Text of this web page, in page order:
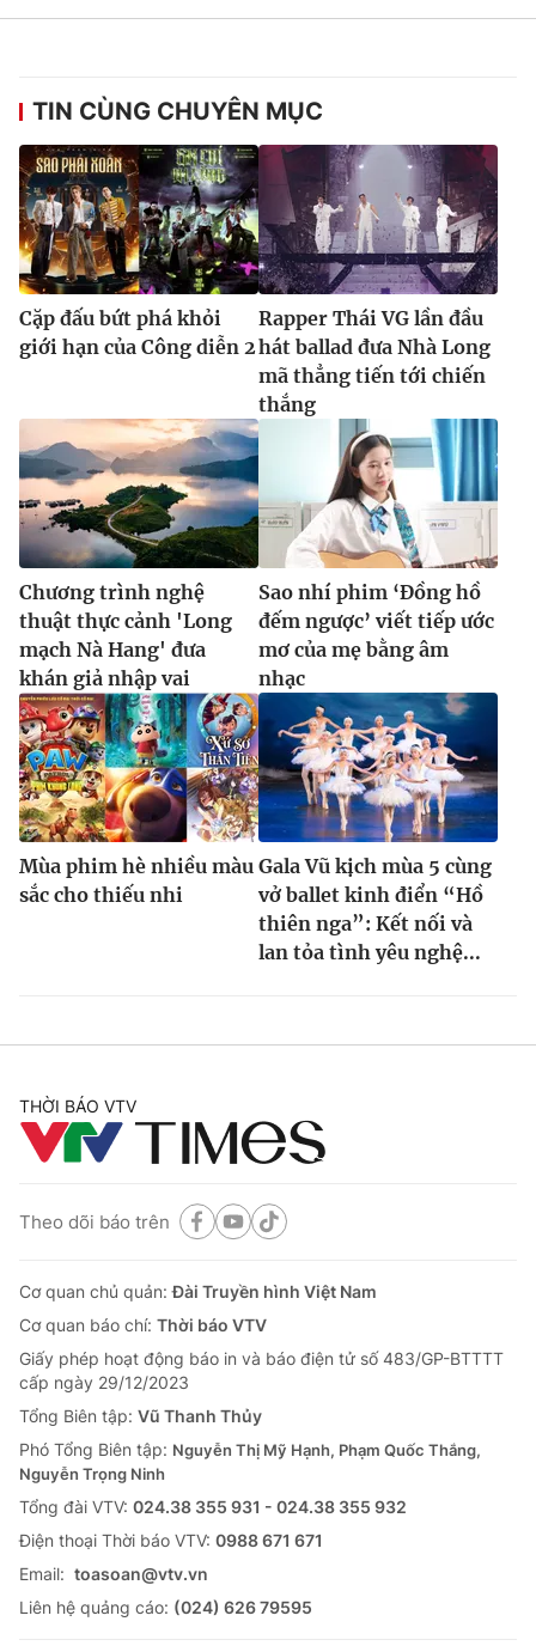
TIN CÙNG CHUYÊN MỤC
Cặp đấu bứt phá khỏi
giới hạn của Công diễn 2
Rapper Thái VG lần đầu
hát ballad đưa Nhà Long
mã thẳng tiến tới chiến
thắng
Chương trình nghệ
thuật thực cảnh 'Long
mạch Nà Hang' đưa
khán giả nhập vai
Sao nhí phim ‘Đồng hồ
đếm ngược’ viết tiếp ước
mơ của mẹ bằng âm
nhạc
Mùa phim hè nhiều màu
sắc cho thiếu nhi
Gala Vũ kịch mùa 5 cùng
vở ballet kinh điển “Hồ
thiên nga”: Kết nối và
lan tỏa tình yêu nghệ...
THỜI BÁO VTV
Theo dõi báo trên
Cơ quan chủ quản:Đài Truyền hình Việt Nam
Cơ quan báo chí: Thời báo VTV
Giấy phép hoạt động báo in và báo điện tử số 483/GP-BTTTT
cấp ngày 29/12/2023
Tổng Biên tập: Vũ Thanh Thủy
Phó Tổng Biên tập: Nguyễn Thị Mỹ Hạnh, Phạm Quốc Thắng,
Nguyễn Trọng Ninh
Tổng đài VTV: 024.38 355 931 - 024.38 355 932
Ðiện thoại Thời báo VTV: 0988 671 671
Email: toasoan@vtv.vn
Liên hệ quảng cáo: (024) 626 79595